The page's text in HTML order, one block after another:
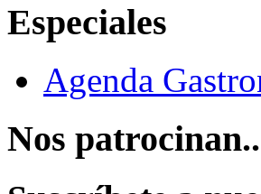
Especiales
Agenda
Nos